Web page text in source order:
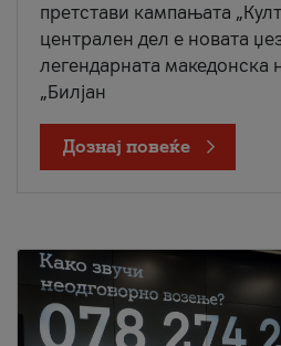
претстави кампањата
централен дел е новата
легендарната македонска
„Билјан
Дознај повеќе